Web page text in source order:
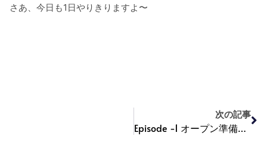
さあ、今日も1日やりきりますよ〜
次の記事
Episode -1 オープン準備をこつこつと